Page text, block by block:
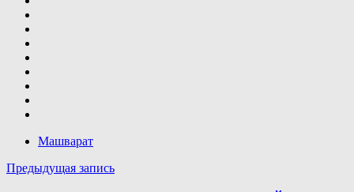
Машварат
Навигация
Предыдущая запись